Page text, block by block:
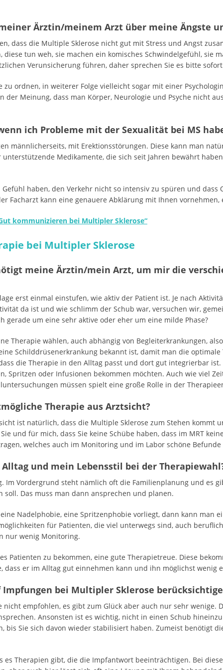
Ärztin/meinem Arzt über meine Ängste
dass die Multiple Sklerose nicht gut mit Stress und Angst
diese tun weh, sie machen ein komisches Schwindelgefühl, sie
Verunsicherung führen, daher sprechen Sie es bitte
ordnen, in weiterer Folge vielleicht sogar mit einer
der Meinung, dass man Körper, Neurologie und Psyche nicht
ich Probleme mit der Sexualität bei MS
männlicherseits, mit Erektionsstörungen. Diese kann man
unterstützende Medikamente, die sich seit Jahren bewährt
Gefühl haben, den Verkehr nicht so intensiv zu spüren und
Facharzt kann eine genauere Abklärung mit Ihnen
kommunizieren bei Multipler Sklerose“
bei Multipler Sklerose
meine Ärztin/mein Arzt, um mir die
erst einmal einstufen, wie aktiv der Patient ist. Je nach
da ist und wie schlimm der Schub war, versuchen wir,
gerade um eine sehr aktive oder eher um eine milde Phase?
Therapie wählen, auch abhängig von Begleiterkrankungen,
Schilddrüsenerkrankung bekannt ist, damit man die optimale
die Therapie in den Alltag passt und dort gut integrierbar
Spritzen oder Infusionen bekommen möchten. Auch wie viel
müssen spielt eine große Rolle in der
Therapie aus Arztsicht?
ist natürlich, dass die Multiple Sklerose zum Stehen kommt
und für mich, dass Sie keine Schübe haben, dass im MRT
welches auch im Monitoring und im Labor schöne Befunde
und mein Lebensstil bei der
Im Vordergrund steht nämlich oft die Familienplanung und es
Das muss man dann ansprechen und planen.
Nadelphobie, eine Spritzenphobie vorliegt, dann kann man
für Patienten, die viel unterwegs sind, auch
nur wenig Monitoring.
Patienten zu bekommen, eine gute Therapietreue. Diese
dass er im Alltag gut einnehmen kann und ihn möglichst wenig
Impfungen bei Multipler Sklerose
empfohlen, es gibt zum Glück aber auch nur sehr wenige.
Ansonsten ist es wichtig, nicht in einen Schub
bis Sie sich davon wieder stabilisiert haben. Zumeist benötigt
es Therapien gibt, die die Impfantwort beeinträchtigen. Bei